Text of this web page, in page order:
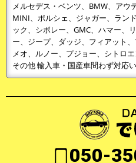
メルセデス・ベンツ、BMW、アウ
MINI、ポルシェ、ジャガー、ラン
ック、シボレー、GMC、ハマー、
ー、ジープ、ダッジ、フィアット
メオ、ルノー、プジョー、シトロ
その他 輸入車・国産車問わず対応
050-